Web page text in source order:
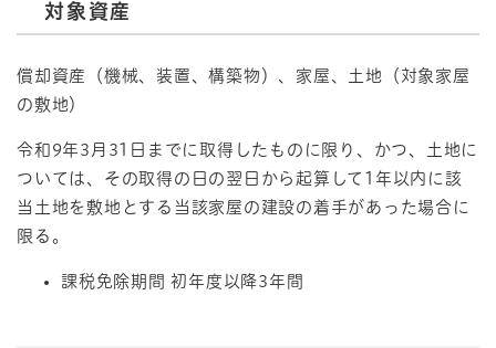
対象資産
償却資産（機械、装置、構築物）、家屋、土地（対象家屋
の敷地）
令和9年3月31日までに取得したものに限り、かつ、土地に
ついては、その取得の日の翌日から起算して1年以内に該
当土地を敷地とする当該家屋の建設の着手があった場合に
限る。
課税免除期間 初年度以降3年間